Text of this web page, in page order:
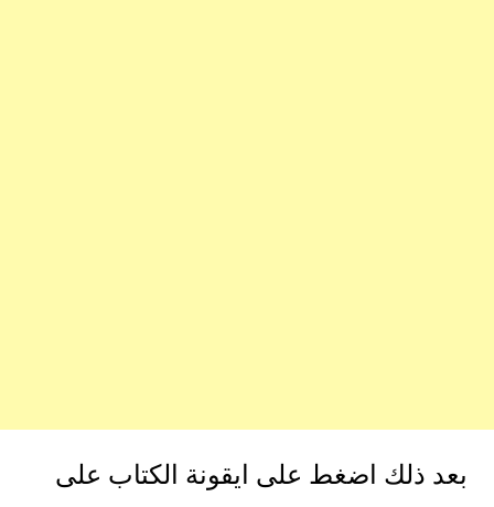
بعد ذلك اضغط على ايقونة الكتاب على